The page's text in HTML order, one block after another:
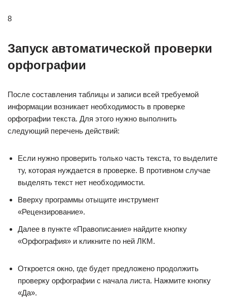
8
Запуск автоматической проверки
орфографии
После составления таблицы и записи всей требуемой
информации возникает необходимость в проверке
орфографии текста. Для этого нужно выполнить
следующий перечень действий:
Если нужно проверить только часть текста, то выделите
ту, которая нуждается в проверке. В противном случае
выделять текст нет необходимости.
Вверху программы отыщите инструмент
«Рецензирование».
Далее в пункте «Правописание» найдите кнопку
«Орфография» и кликните по ней ЛКМ.
Откроется окно, где будет предложено продолжить
проверку орфографии с начала листа. Нажмите кнопку
«Да».